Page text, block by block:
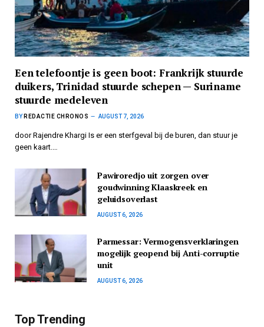
Een telefoontje is geen boot: Frankrijk stuurde
duikers, Trinidad stuurde schepen — Suriname
stuurde medeleven
BY REDACTIE CHRONOS AUGUST 7, 2026
door Rajendre Khargi Is er een sterfgeval bij de buren, dan stuur je
geen kaart.…
Pawiroredjo uit zorgen over
goudwinning Klaaskreek en
geluidsoverlast
AUGUST 6, 2026
Parmessar: Vermogensverklaringen
mogelijk geopend bij Anti-corruptie
unit
AUGUST 6, 2026
Top Trending